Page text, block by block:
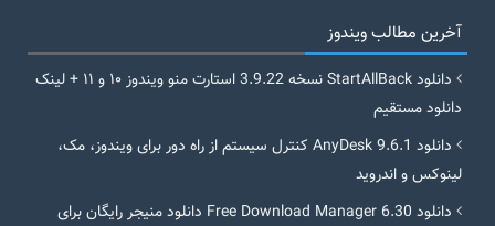
آخرین مطالب ویندوز
دانلود StartAllBack نسخه 3.9.22 استارت منو ویندوز ۱۰ و ۱۱ + لینک
دانلود مستقیم
دانلود AnyDesk 9.6.1 کنترل سیستم از راه دور برای ویندوز، مک،
لینوکس و اندروید
دانلود Free Download Manager 6.30 دانلود منیجر رایگان برای